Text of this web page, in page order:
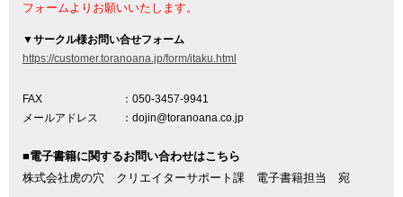
フォームよりお願いいたします。
▼サークル様お問い合せフォーム
https://customer.toranoana.jp/form/itaku.html
FAX
：050-3457-9941
メールアドレス
：dojin@toranoana.co.jp
■電子書籍に関するお問い合わせはこちら
株式会社虎の穴 クリエイターサポート課 電子書籍担当 宛